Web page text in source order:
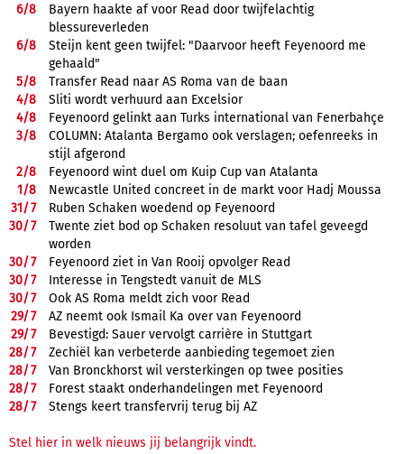
6/8
Bayern haakte af voor Read door twijfelachtig
blessureverleden
6/8
Steijn kent geen twijfel: "Daarvoor heeft Feyenoord me
gehaald"
5/8
Transfer Read naar AS Roma van de baan
4/8
Sliti wordt verhuurd aan Excelsior
4/8
Feyenoord gelinkt aan Turks international van Fenerbahçe
3/8
COLUMN: Atalanta Bergamo ook verslagen; oefenreeks in
stijl afgerond
2/8
Feyenoord wint duel om Kuip Cup van Atalanta
1/8
Newcastle United concreet in de markt voor Hadj Moussa
31/7
Ruben Schaken woedend op Feyenoord
30/7
Twente ziet bod op Schaken resoluut van tafel geveegd
worden
30/7
Feyenoord ziet in Van Rooij opvolger Read
30/7
Interesse in Tengstedt vanuit de MLS
30/7
Ook AS Roma meldt zich voor Read
29/7
AZ neemt ook Ismail Ka over van Feyenoord
29/7
Bevestigd: Sauer vervolgt carrière in Stuttgart
28/7
Zechiël kan verbeterde aanbieding tegemoet zien
28/7
Van Bronckhorst wil versterkingen op twee posities
28/7
Forest staakt onderhandelingen met Feyenoord
28/7 Stengs keert transfervrij terug bij AZ
Stel hier in welk nieuws jij belangrijk vindt.